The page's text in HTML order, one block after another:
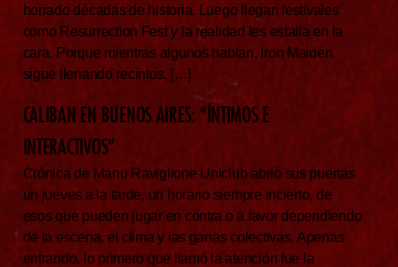
borrado décadas de historia. Luego llegan festivales
como Resurrection Fest y la realidad les estalla en la
cara. Porque mientras algunos hablan, Iron Maiden
sigue llenando recintos, […]
CALIBAN EN BUENOS AIRES: “ÍNTIMOS E
INTERACTIVOS”
Crónica de Manu Raviglione Uniclub abrió sus puertas
un jueves a la tarde, un horario siempre incierto, de
esos que pueden jugar en contra o a favor dependiendo
de la escena, el clima y las ganas colectivas. Apenas
entrando, lo primero que llamó la atención fue la